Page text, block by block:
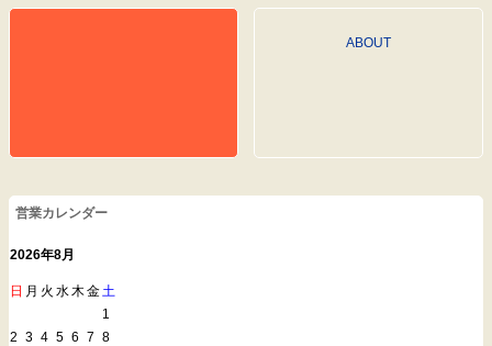
ABOUT
営業カレンダー
2026年8月
日 月 火 水木金土
1
2 3 4 5 6 7 8